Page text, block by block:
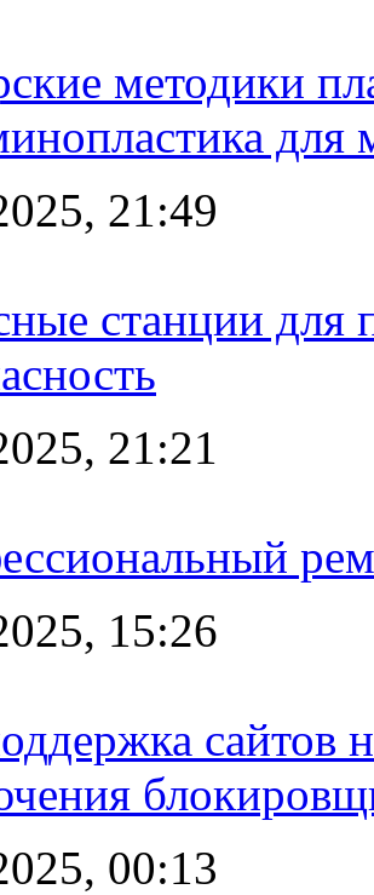
методики
для
21:49
станции для
21:21
15:26
сайтов
00:13